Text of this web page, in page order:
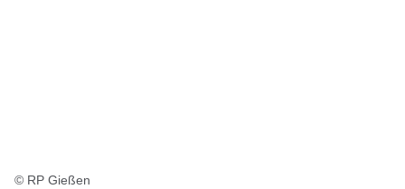
© RP Gießen